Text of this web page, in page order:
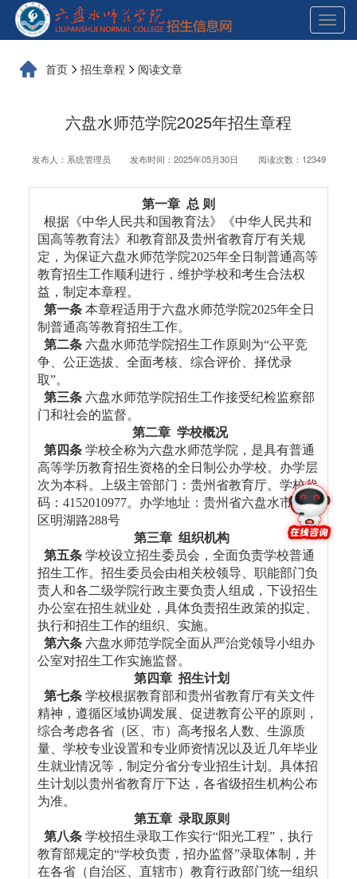
展
开
首页 招生章程 阅读文章
六盘水师范学院2025年招生章程
发布人：系统管理员 发布时间：2025年05月30日 阅读次数：12349
第一章 总 则
根据《中华人民共和国教育法》《中华人民共和
国高等教育法》和教育部及贵州省教育厅有关规
定，为保证六盘水师范学院2025年全日制普通高等
教育招生工作顺利进行，维护学校和考生合法权
益，制定本章程。
第一条 本章程适用于六盘水师范学院2025年全日
制普通高等教育招生工作。
第二条 六盘水师范学院招生工作原则为“公平竞
争、公正选拔、全面考核、综合评价、择优录
取”。
第三条 六盘水师范学院招生工作接受纪检监察部
门和社会的监督。
第二章 学校概况
第四条 学校全称为六盘水师范学院，是具有普通
高等学历教育招生资格的全日制公办学校。办学层
次为本科。上级主管部门：贵州省教育厅。学校代
码：4152010977。办学地址：贵州省六盘水市钟山
区明湖路288号
第三章 组织机构
第五条 学校设立招生委员会，全面负责学校普通
招生工作。招生委员会由相关校领导、职能部门负
责人和各二级学院行政主要负责人组成，下设招生
办公室在招生就业处，具体负责招生政策的拟定、
执行和招生工作的组织、实施。
第六条 六盘水师范学院全面从严治党领导小组办
公室对招生工作实施监督。
第四章 招生计划
第七条 学校根据教育部和贵州省教育厅有关文件
精神，遵循区域协调发展、促进教育公平的原则，
综合考虑各省（区、市）高考报名人数、生源质
量、学校专业设置和专业师资情况以及近几年毕业
生就业情况等，制定分省分专业招生计划。具体招
生计划以贵州省教育厅下达，各省级招生机构公布
为准。
第五章 录取原则
第八条 学校招生录取工作实行“阳光工程”，执行
教育部规定的“学校负责，招办监督”录取体制，并
在各省（自治区、直辖市）教育行政部门统一组织